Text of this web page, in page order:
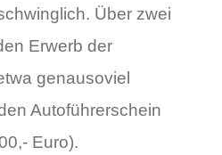
Über zwei
Erwerb der
genausoviel
Autoführerschein
Euro).